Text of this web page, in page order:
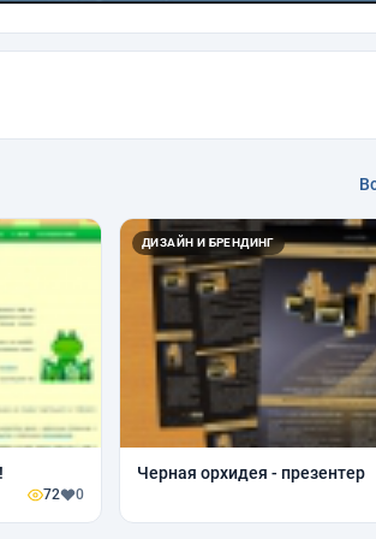
72 0
ДИЗАЙН И БРЕНДИНГ
Черная орхидея - презентер